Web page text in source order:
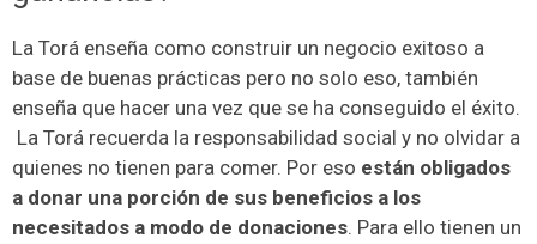
La Torá enseña como construir un negocio exitoso a
base de buenas prácticas pero no solo eso, también
enseña que hacer una vez que se ha conseguido el éxito.
La Torá recuerda la responsabilidad social y no olvidar a
quienes no tienen para comer. Por eso están obligados
a donar una porción de sus beneficios a los
necesitados a modo de donaciones. Para ello tienen un